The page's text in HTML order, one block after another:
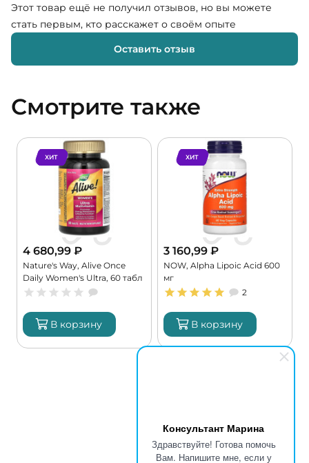
Консультант Марина
Здравствуйте! Готова помочь
Вам. Напишите мне, если у
Этот товар ещё не получил отзывов, но вы можете
стать первым, кто расскажет о своём опыте
Оставить отзыв
Смотрите также
ХИТ
4 680,99 ₽
Nature's Way, Alive Once
Daily Women's Ultra, 60 табл
(60 порций)
В корзину
ХИТ
3 160,99 ₽
NOW, Alpha Lipoic Acid 600
мг
2
В корзину